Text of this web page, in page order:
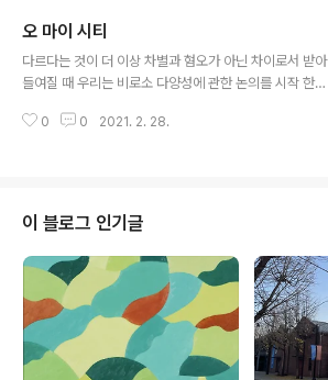
젤과 물감을 싸들고 풀밭에 앉아 그림을 그리며 예술로 분
위기가 무르익는 신포동에 모여 담소를 나누는 이미지가
한 장 한 장 넘어간다. 특정 지역으로 한정짓는 수식어가
볼 수 있겠다. 그 곳에서 나고 자란, 학창 혹은 대학시절을
오 마이 시티
다르다는 것이 더 이상 차별과 혐오가 아닌 차이로서 받아
들여질 때 우리는 비로소 다양성에 관한 논의를 시작 한다.
고 각자의, 개인의 살아가는 방식은 점점 더 다양해졌다. 그
기로 했다. 그리고 도시는 과거, 현재, 미래의 시간을 포함
하며 지극히 개인적인 경험들과 타인과의 교류가 공존하는
공간으로 실존하게 된다. 는 이러한 도시 속에서 개인적인
경험들이 가득한 공간으로 도시를, 이미 익숙해진 관계를
다시 보는 것으로부터 시작 된다. 인천 영종도의 파라다이
스 시티에서 진행된 는 다양한 국적..
0 0 2021. 2. 28.
이 블로그 인기글